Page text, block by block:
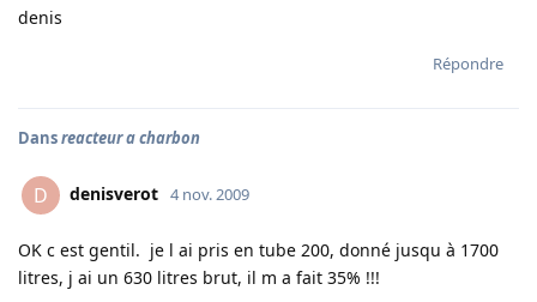
denis
Répondre
Dansreacteur a charbon
D denisverot 4 nov. 2009
OK c est gentil. je l ai pris en tube 200, donné jusqu à 1700
litres, j ai un 630 litres brut, il m a fait 35% !!!